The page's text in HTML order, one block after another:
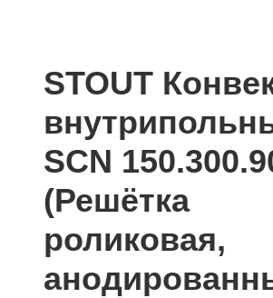
STOUT
SCN
(Решётка
роликовая,